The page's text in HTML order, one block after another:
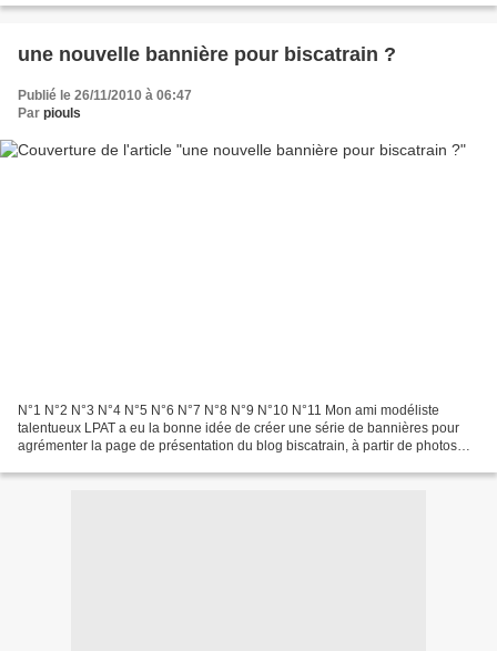
une nouvelle bannière pour biscatrain ?
Publié le 26/11/2010 à 06:47
Par piouls
N°1 N°2 N°3 N°4 N°5 N°6 N°7 N°8 N°9 N°10 N°11 Mon ami modéliste
talentueux LPAT a eu la bonne idée de créer une série de bannières pour
agrémenter la page de présentation du blog biscatrain, à partir de photos